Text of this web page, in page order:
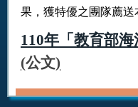
果，獲特優之團隊薦送
110年「教育部
(公文)